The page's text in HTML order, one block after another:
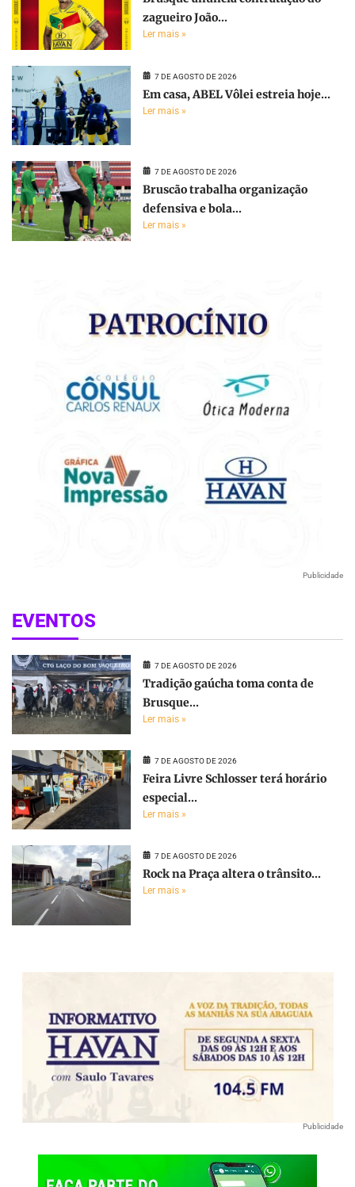
zagueiro João...
Ler mais »
7 DE AGOSTO DE 2026
Em casa, ABEL Vôlei estreia hoje...
Ler mais »
7 DE AGOSTO DE 2026
Bruscão trabalha organização
defensiva e bola...
Ler mais »
Publicidade
EVENTOS
7 DE AGOSTO DE 2026
Tradição gaúcha toma conta de
Brusque...
Ler mais »
7 DE AGOSTO DE 2026
Feira Livre Schlosser terá horário
especial...
Ler mais »
7 DE AGOSTO DE 2026
Rock na Praça altera o trânsito...
Ler mais »
Publicidade